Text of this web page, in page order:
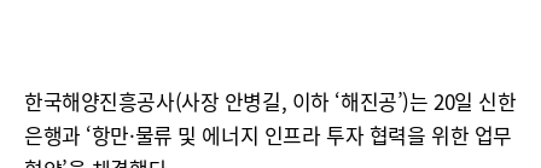
한국해양진흥공사(사장 안병길, 이하 ‘해진공’)는 20일 신한
은행과 ‘항만·물류 및 에너지 인프라 투자 협력을 위한 업무